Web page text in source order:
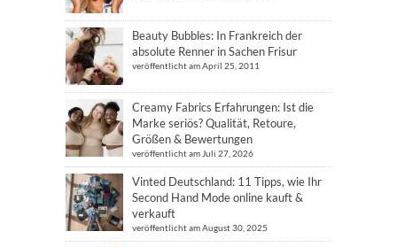
Beauty Bubbles: In Frankreich der
absolute Renner in Sachen Frisur
veröffentlicht am April 25, 2011
Creamy Fabrics Erfahrungen: Ist die
Marke seriös? Qualität, Retoure,
Größen & Bewertungen
veröffentlicht am Juli 27, 2026
Vinted Deutschland: 11 Tipps, wie Ihr
Second Hand Mode online kauft &
verkauft
veröffentlicht am August 30, 2025